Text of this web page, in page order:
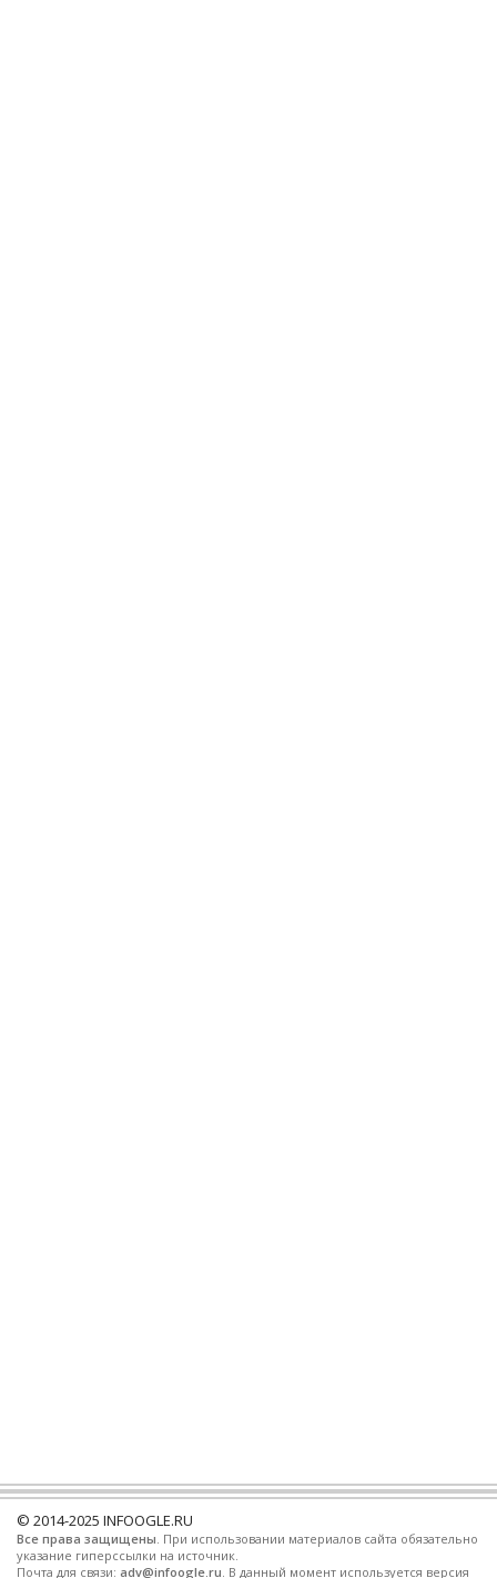
© 2014-2025 INFOOGLE.RU
Все права защищены. При использовании материалов сайта обязательно
указание гиперссылки на источник.
Почта для связи: adv@infoogle.ru. В данный момент используется версия